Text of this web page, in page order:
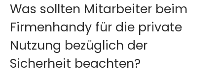
Was sollten Mitarbeiter beim
Firmenhandy für die private
Nutzung bezüglich der
Sicherheit beachten?